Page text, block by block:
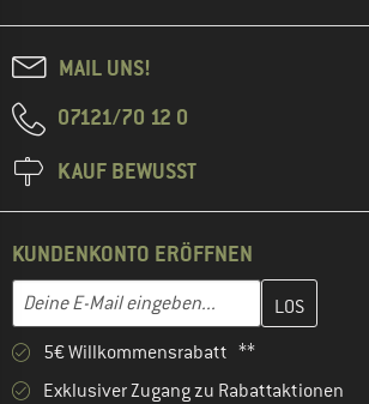
MAIL UNS!
07121/70 12 0
KAUF BEWUSST
KUNDENKONTO ERÖFFNEN
E-Mail-Adresse
Gib hier deine E-Mail-Adresse ein und
5€ Willkommensrabatt **
Exklusiver Zugang zu Rabattaktionen